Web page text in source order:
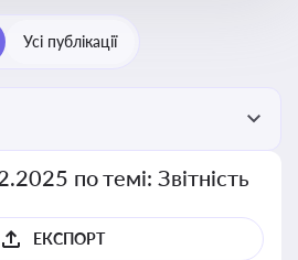
Усі публікації
по темі: Звітність
ЕКСПОРТ